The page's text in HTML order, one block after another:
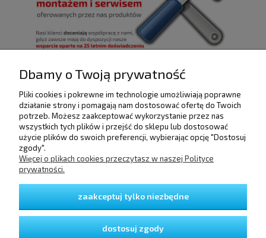
POMOC
DOSTAWA I PŁATNOŚCI
GWARANCJA I ZWROTY
Dbamy o Twoją prywatność
Pliki cookies i pokrewne im technologie umożliwiają poprawne
działanie strony i pomagają nam dostosować ofertę do Twoich
potrzeb. Możesz zaakceptować wykorzystanie przez nas
wszystkich tych plików i przejść do sklepu lub dostosować
użycie plików do swoich preferencji, wybierając opcję "Dostosuj
zgody".
Więcej o plikach cookies przeczytasz w naszej Polityce
prywatności.
zaakceptuj tylko niezbędne
dostosuj zgody